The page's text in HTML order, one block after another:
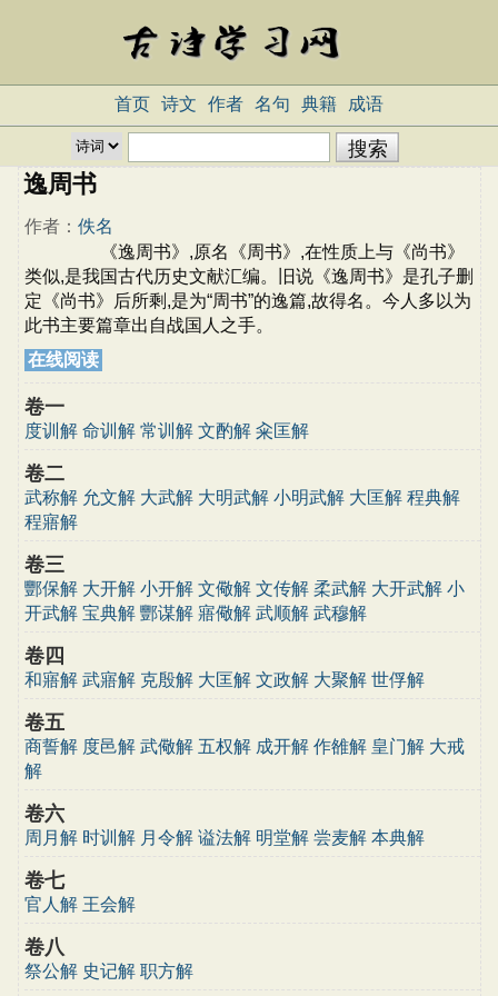
首页 诗文 作者 名句 典籍 成语
逸周书
作者： 佚名
《逸周书》,原名《周书》,在性质上与《尚书》
类似,是我国古代历史文献汇编。旧说《逸周书》是孔子删
定《尚书》后所剩,是为“周书”的逸篇,故得名。今人多以为
此书主要篇章出自战国人之手。
在线阅读
卷一
度训解 命训解 常训解 文酌解 籴匡解
卷二
武称解 允文解 大武解 大明武解 小明武解 大匡解 程典解
程寤解
卷三
酆保解 大开解 小开解 文儆解 文传解 柔武解 大开武解 小
开武解 宝典解 酆谋解 寤儆解 武顺解 武穆解
卷四
和寤解 武寤解 克殷解 大匡解 文政解 大聚解 世俘解
卷五
商誓解 度邑解 武儆解 五权解 成开解 作雒解 皇门解 大戒
解
卷六
周月解 时训解 月令解 谥法解 明堂解 尝麦解 本典解
卷七
官人解 王会解
卷八
祭公解 史记解 职方解